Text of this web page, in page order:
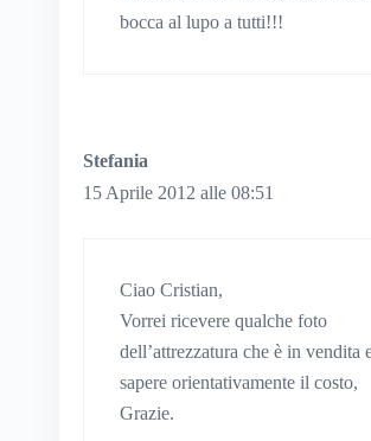
bocca al lupo a tutti!!!
Stefania
15 Aprile 2012 alle 08:51
Ciao Cristian,
Vorrei ricevere qualche foto
dell’attrezzatura che è in vendita
sapere orientativamente il costo,
Grazie.